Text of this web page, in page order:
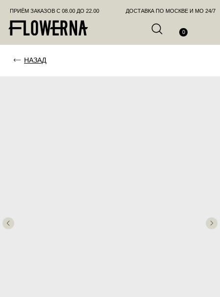
ПРИЁМ ЗАКАЗОВ С 08.00 ДО 22.00